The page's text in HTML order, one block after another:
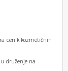
cenik kozmetičnih
druženje na